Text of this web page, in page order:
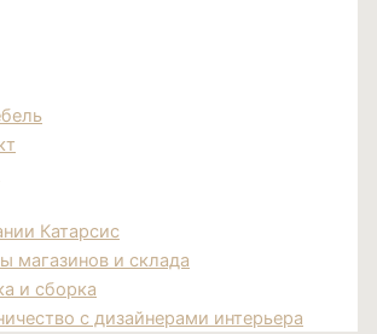
Катарсис
магазинов и склада
и сборка
с дизайнерами интерьера